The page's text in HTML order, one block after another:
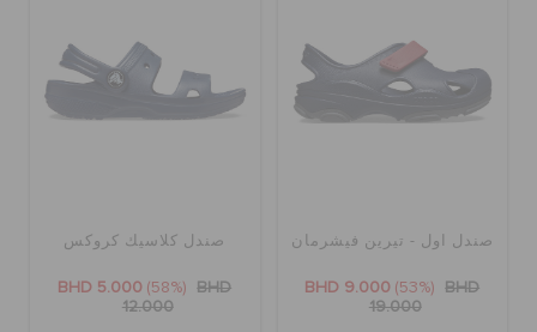
صندل اول - تيرين فيشرمان
BHD 9.000 (53%)
BHD
19.000
صندل كلاسيك كروكس
BHD 5.000 (58%)
BHD
12.000